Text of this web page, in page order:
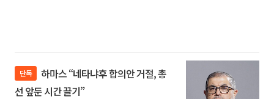
단독
선 앞둔 시간 끌기”